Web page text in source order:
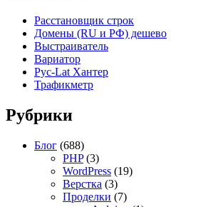
Расстановщик строк
Домены (RU и РФ) дешево
Выстраиватель
Вариатор
Рус-Lat Хантер
Трафикметр
Рубрики
Блог (688)
PHP(3)
WordPress (19)
Верстка (3)
Проделки (7)